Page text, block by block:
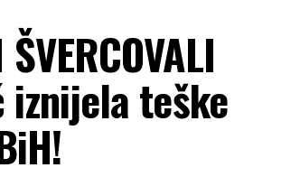
iznijela teške